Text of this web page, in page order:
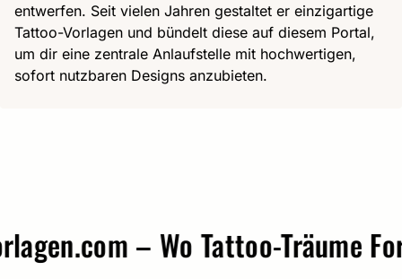
entwerfen. Seit vielen Jahren gestaltet er einzigartige
Tattoo-Vorlagen und bündelt diese auf diesem Portal,
um dir eine zentrale Anlaufstelle mit hochwertigen,
sofort nutzbaren Designs anzubieten.
– Wo Tattoo-Träume Form